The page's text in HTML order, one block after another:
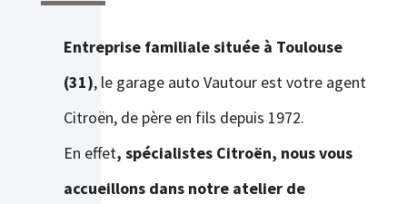
Entreprise familiale située à Toulouse
(31), le garage auto Vautour est votre agent
Citroën, de père en fils depuis 1972.
En effet, spécialistes Citroën, nous vous
accueillons dans notre atelier de